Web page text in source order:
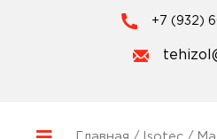
+7 (932)